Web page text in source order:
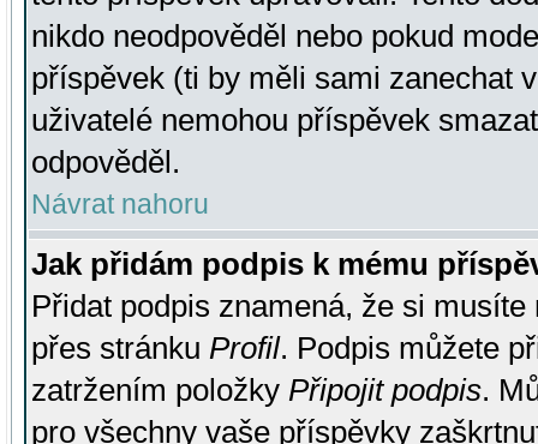
nikdo neodpověděl nebo pokud
příspěvek (ti by měli sami zanechat
uživatelé nemohou příspěvek
odpověděl.
Návrat nahoru
Jak přidám podpis k mému
Přidat podpis znamená, že si
přes stránku Profil. Podpis můžete
zatržením položky Připojit podpis.
pro všechny vaše příspěvky